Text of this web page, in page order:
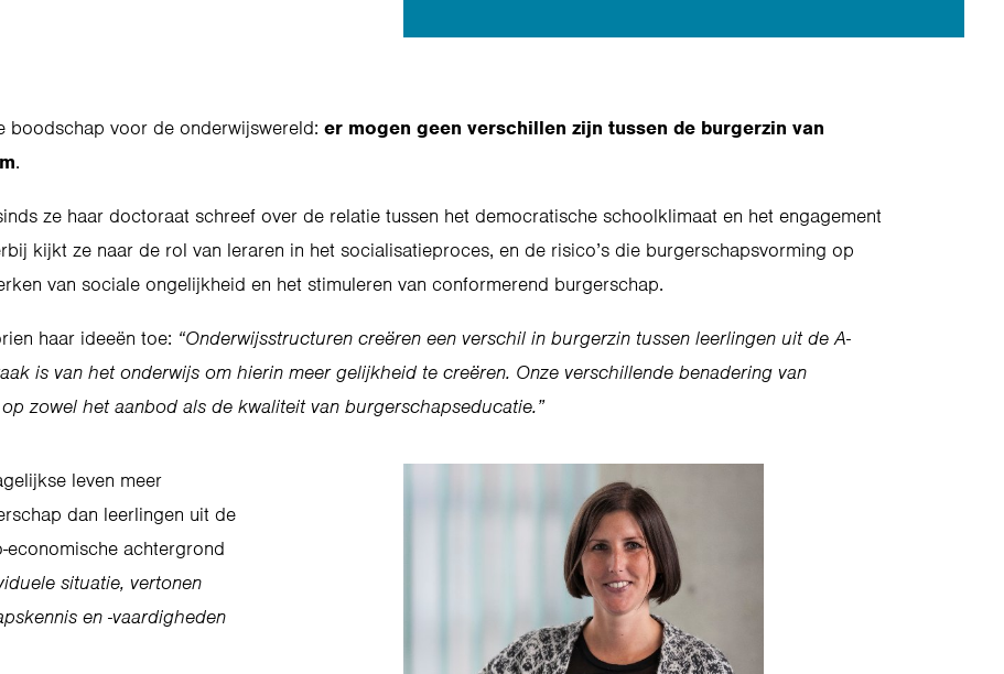
boodschap voor de onderwijswereld: er mogen geen verschillen zijn tussen de burgerzin van
.
ze haar doctoraat schreef over de relatie tussen het democratische schoolklimaat en het engagement
kijkt ze naar de rol van leraren in het socialisatieproces, en de risico’s die burgerschapsvorming op
van sociale ongelijkheid en het stimuleren van conformerend burgerschap.
haar ideeën toe: “Onderwijsstructuren creëren een verschil in burgerzin tussen leerlingen uit de A-
is van het onderwijs om hierin meer gelijkheid te creëren. Onze verschillende benadering van
zowel het aanbod als de kwaliteit van burgerschapseducatie.”
leven meer
dan leerlingen uit de
economische achtergrond
situatie, vertonen
en -vaardigheden